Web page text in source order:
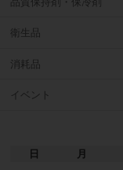
衛生品
消耗品
イベント
日
月